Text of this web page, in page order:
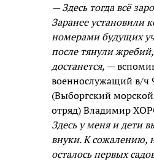
— Здесь тогда всё
Заранее установили
номерами будущих
после тянули
достанется, —
военнослужащий в/ч
(Выборгский
отряд) Владимир
Здесь у меня и дети
внуки. К сожалению,
осталось первых